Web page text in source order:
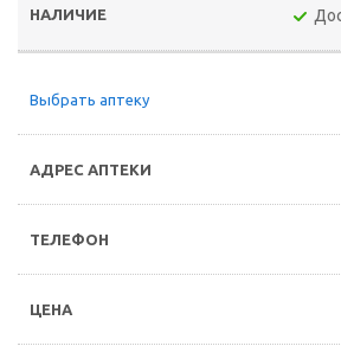
Выбрать аптеку